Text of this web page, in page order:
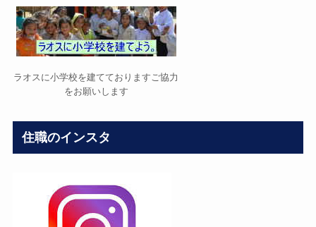
ラオスに小学校を建てておりますご協力
をお願いします
住職のインスタ